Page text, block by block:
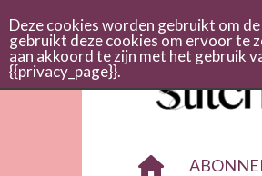
Deze cookies worden gebruikt om
gebruikt deze cookies om ervoor te
aan akkoord te zijn met het gebruik
{{privacy_page}}.